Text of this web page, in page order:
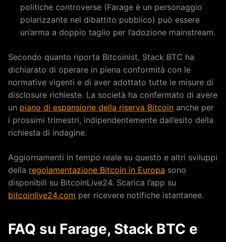
politiche controverse (Farage è un personaggio
polarizzante nel dibattito pubblico) può essere
un’arma a doppio taglio per l’adozione mainstream.
Secondo quanto riporta Bitcoinist, Stack BTC ha
dichiarato di operare in piena conformità con le
normative vigenti e di aver adottato tutte le misure di
disclosure richieste. La società ha confermato di avere
un piano di espansione della riserva Bitcoin anche per
i prossimi trimestri, indipendentemente dall’esito della
richiesta di indagine.
Aggiornamenti in tempo reale su questo e altri sviluppi
della regolamentazione Bitcoin in Europa sono
disponibili su BitcoinLive24. Scarica l’app su
bitcoinlive24.com per ricevere notifiche istantanee.
FAQ su Farage, Stack BTC e